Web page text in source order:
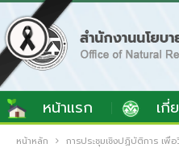
หน้าแรก เกี่
หน้าหลัก การประชุมเชิงปฏิบัติการ เพื่